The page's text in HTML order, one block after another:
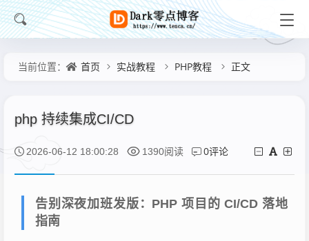
当前位置： 首页 实战教程 PHP教程 正文
php 持续集成CI/CD
2026-06-12 18:00:28 1390阅读 0评论
告别深夜加班发版：PHP 项目的 CI/CD 落地
指南